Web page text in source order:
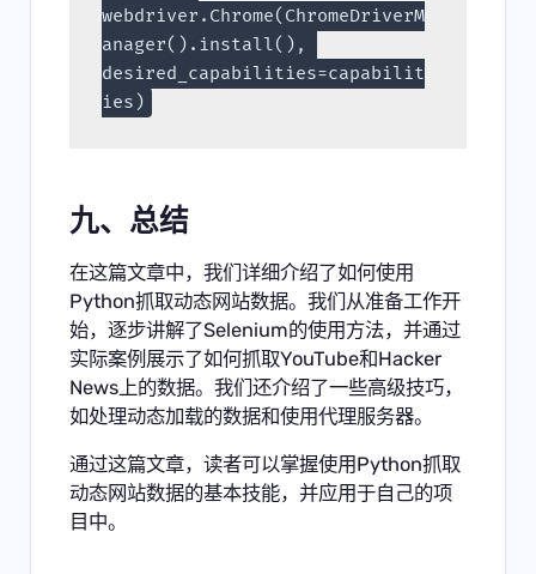
webdriver.Chrome(ChromeDriverM
anager().install(),
desired_capabilities=capabilit
ies)
九、总结
在这篇文章中，我们详细介绍了如何使用
Python抓取动态网站数据。我们从准备工作开
始，逐步讲解了Selenium的使用方法，并通过
实际案例展示了如何抓取YouTube和Hacker
News上的数据。我们还介绍了一些高级技巧，
如处理动态加载的数据和使用代理服务器。
通过这篇文章，读者可以掌握使用Python抓取
动态网站数据的基本技能，并应用于自己的项
目中。